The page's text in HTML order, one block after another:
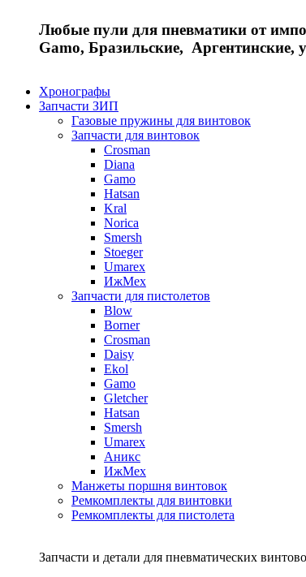
Любые пули для пневматики от
Gamo, Бразильские,
Хронографы
Запчасти ЗИП
Газовые пружины для винтовок
Запчасти для винтовок
Crosman
Diana
Gamo
Hatsan
Kral
Norica
Smersh
Stoeger
Umarex
ИжМех
Запчасти для пистолетов
Blow
Borner
Crosman
Daisy
Ekol
Gamo
Gletcher
Hatsan
Smersh
Umarex
Аникс
ИжМех
Манжеты поршня винтовок
Ремкомплекты для винтовки
Ремкомплекты для пистолета
Запчасти и детали для пневматических